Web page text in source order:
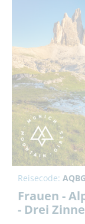
Reisecode:
Frauen -
- Drei